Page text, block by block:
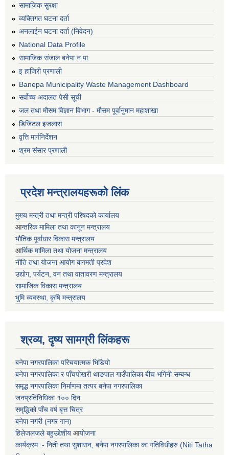
सामाजिक सुरक्षा
व्यक्तिगत घटना दर्ता
अनलाईन घटना दर्ता (निवेदन)
National Data Profile
सामाजिक संजाल बनेपा न.पा.
इ हाजिरी प्रणाली
Banepa Municipality Waste Management Dashboard
सर्वोच्च अदालत पेसी सूची
जल तथा मौसम विज्ञान विभाग - मौसम पूर्वानुमान महाशाखा
डिजिटल इजलास
वृत्ति मार्गनिर्देशन
श्रम संसार प्रणाली
प्रदेश मन्त्रालयहरूको लिंक
मुख्य मन्त्री तथा मन्त्री परिषदको कार्यालय
आन्तरिक मामिला तथा कानून मन्त्रालय
भाैतिक पूर्वाधार विकास मन्त्रालय
आर्थिक मामिला तथा योजना मन्त्रालय
नीति तथा योजना आयोग बागमती प्रदेश
उद्योग, पर्यटन, वन तथा वातावरण मन्त्रालय
सामाजिक विकास मन्त्रालय
भुमि व्यवस्था, कृषि मन्त्रालय
श्रव्य, दृष्य सामग्री लिंकहरू
बनेपा नगरपालिका परिचयात्मक भिडियो
बनेपा नगरपालिका र पाँचपोखरी थाङपाल गाउँपालिका बीच भगिनी सम्बन्ध
समृद्ध नगरपालिका निर्माणमा तत्पर बनेपा नगरपालिका
जनप्रतिनिधिका १०० दिन
समृद्धिको पाँच वर्ष बृत्त चित्र
बनेपा नगरी (नगर गान)
हिलेजलजले बहुउद्देशीय आयोजना
कार्यक्रम :- निती तथा सुशासन, बनेपा नगरपालिका का गतिविधीहरु (Niti Tatha